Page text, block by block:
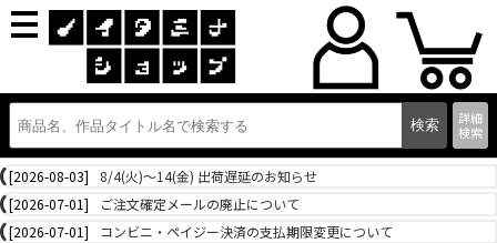
詳細
検索
[2026-08-03]
8/4(火)～14(金) 出荷遅延のお知らせ
[2026-07-01]
ご注文確定メールの廃止について
[2026-07-01]
コンビニ・ペイジー決済の支払期限変更について